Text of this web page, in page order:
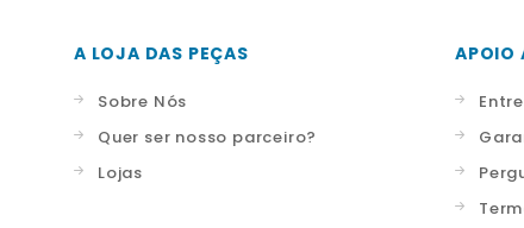
A LOJA DAS PEÇAS
Sobre Nós
Quer ser nosso parceiro?
Lojas
APOIO